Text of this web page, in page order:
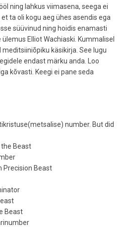
ning lahkus viimasena, seega ei
ta oli kogu aeg ühes asendis ega
süüvinud ning hoidis enamasti
Elliot Wachiaski. Kummalisel
käsikirja. See lugu
endast märku anda. Loo
kõvasti. Keegi ei pane seda
number. But did
Beast
Precision Beast
Beast